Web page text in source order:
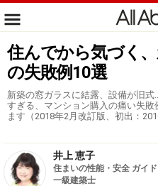
住んでから気づく
の失敗例10選
新築の窓ガラスに結露、設備が旧
すぎる、マンション購入の痛い失
ます（2018年2月改訂版、初出：
井上 恵子
住まいの性能・安全 ガイド
一級建築士